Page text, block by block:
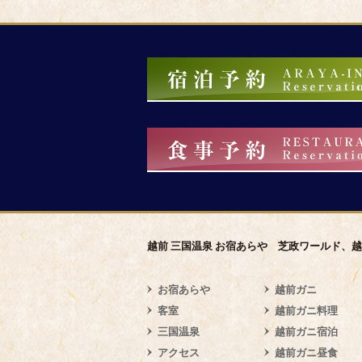
越前 三国温泉 お宿あらや 芝政ワールド、
お宿あらや
客室
三国温泉
アクセス
越前ガニ
越前ガニ料理
越前ガニ宿泊
越前ガニ昼食